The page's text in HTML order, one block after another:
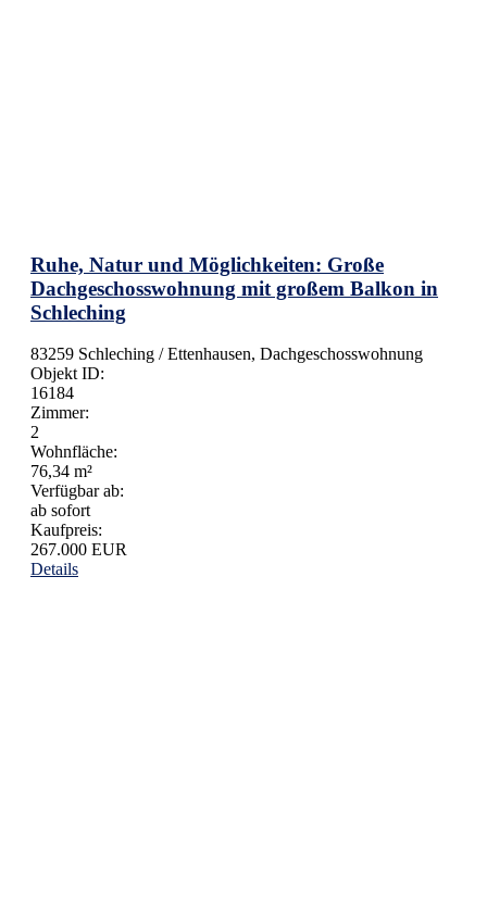
Ruhe, Natur und Möglichkeiten: Große
Dachgeschosswohnung mit großem Balkon in
Schleching
83259 Schleching / Ettenhausen, Dachgeschosswohnung
Objekt ID:
16184
Zimmer:
2
Wohnfläche:
76,34 m²
Verfügbar ab:
ab sofort
Kaufpreis:
267.000 EUR
Details